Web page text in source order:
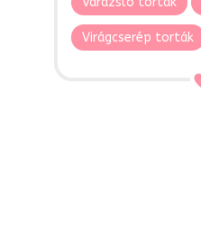
Virágcserép torták